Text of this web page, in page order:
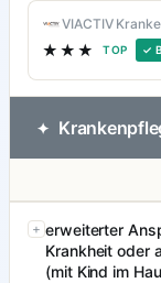
VIACTIV
★★★ TOP ✓
✦
erweiterter
Krankheit oder
(mit Kind im